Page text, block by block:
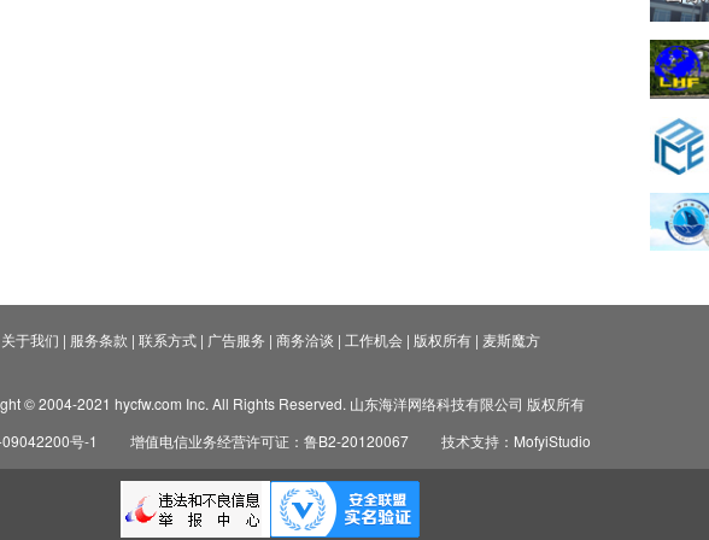
关于我们 | 服务条款 | 联系方式| 广告服务 | 商务洽谈 | 工作机会| 版权所有| 麦斯魔方
© 2004-2021 hycfw.com Inc. All Rights Reserved. 山东海洋网络科技有限公司 版权所有
号-1
增值电信业务经营许可证：鲁B2-20120067 技术支持：MofyiStudio